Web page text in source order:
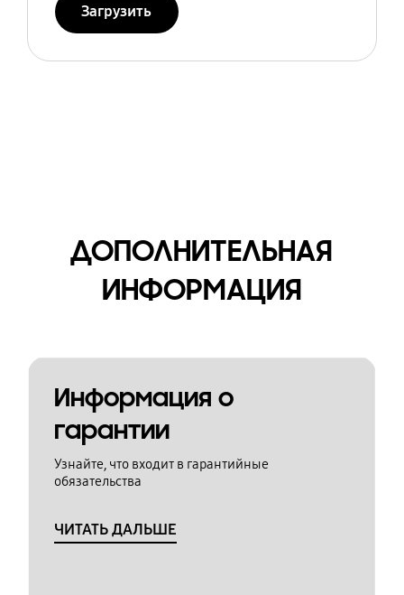
Загрузить
ДОПОЛНИТЕЛЬНАЯ
ИНФОРМАЦИЯ
Информация о
гарантии
Узнайте, что входит в гарантийные
обязательства
ЧИТАТЬ ДАЛЬШЕ